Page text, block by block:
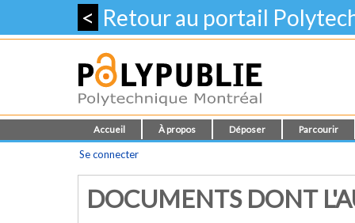
< Retour au portail
Accueil À propos Déposer Parcourir
Se connecter
DOCUMENTS DONT